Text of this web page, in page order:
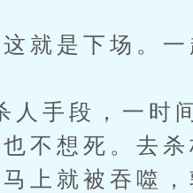
就是下场。一
手段，一时
不想死。去
上就被吞噬